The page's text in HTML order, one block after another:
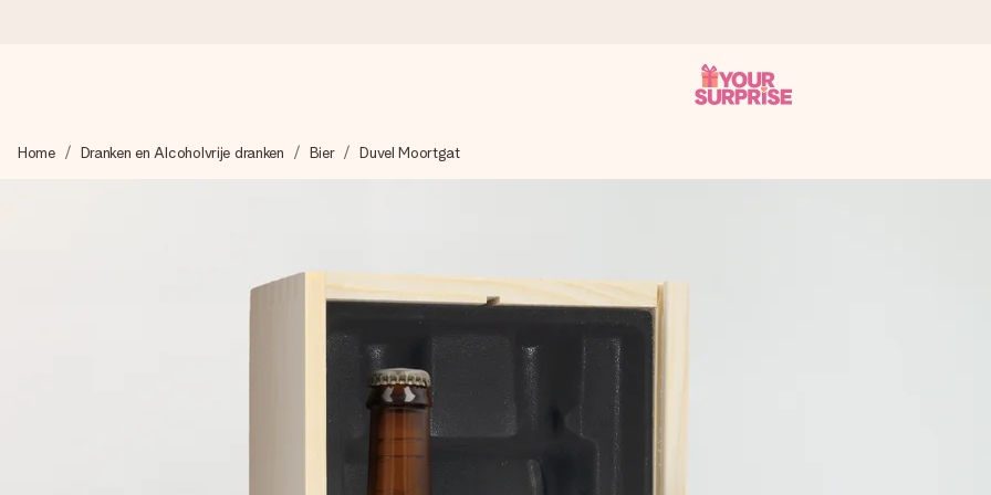
We maken jouw cadeau met zorg en zorgen dat het razendsnel onderweg is - zodat jij kunt geven op precies het juiste moment,
Onze cadeaus worden gewaardeerd. Klanten beoordelen ons met een 4,7 op Google Reviews
Je maakt in een paar stappen iets unieks – met haar naam, jullie foto of een boodschap die raakt. Zonder gedoe, maar met alle
Home Dranken en Alcoholvrije dranken Bier Duvel Moortgat